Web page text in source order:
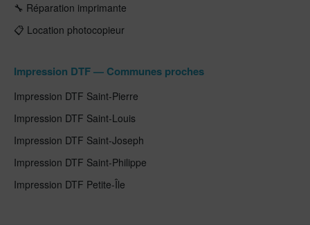
🔧 Réparation imprimante
📋 Location photocopieur
Impression DTF — Communes proches
Impression DTF Saint-Pierre
Impression DTF Saint-Louis
Impression DTF Saint-Joseph
Impression DTF Saint-Philippe
Impression DTF Petite-Île